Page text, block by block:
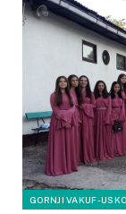
GORNJI VAKUF-